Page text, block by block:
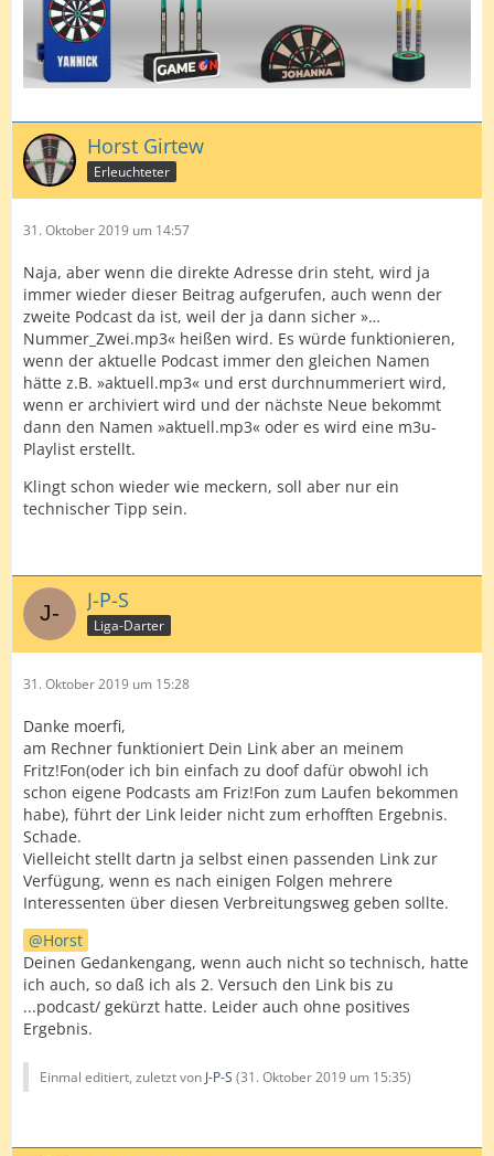
Horst Girtew
Erleuchteter
31. Oktober 2019 um 14:57
Naja, aber wenn die direkte Adresse drin steht, wird ja
immer wieder dieser Beitrag aufgerufen, auch wenn der
zweite Podcast da ist, weil der ja dann sicher »…
Nummer_Zwei.mp3« heißen wird. Es würde funktionieren,
wenn der aktuelle Podcast immer den gleichen Namen
hätte z.B. »aktuell.mp3« und erst durchnummeriert wird,
wenn er archiviert wird und der nächste Neue bekommt
dann den Namen »aktuell.mp3« oder es wird eine m3u-
Playlist erstellt.
Klingt schon wieder wie meckern, soll aber nur ein
technischer Tipp sein.
J-P-S
Liga-Darter
31. Oktober 2019 um 15:28
Danke moerfi,
am Rechner funktioniert Dein Link aber an meinem
Fritz!Fon(oder ich bin einfach zu doof dafür obwohl ich
schon eigene Podcasts am Friz!Fon zum Laufen bekommen
habe), führt der Link leider nicht zum erhofften Ergebnis.
Schade.
Vielleicht stellt dartn ja selbst einen passenden Link zur
Verfügung, wenn es nach einigen Folgen mehrere
Interessenten über diesen Verbreitungsweg geben sollte.
Horst
Deinen Gedankengang, wenn auch nicht so technisch, hatte
ich auch, so daß ich als 2. Versuch den Link bis zu
...podcast/ gekürzt hatte. Leider auch ohne positives
Ergebnis.
Einmal editiert, zuletzt von J-P-S (31. Oktober 2019 um 15:35)